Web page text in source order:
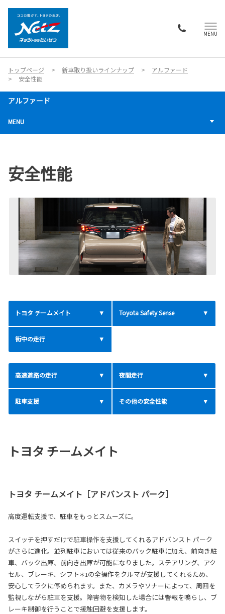
MENU
トップページ 新車取り扱いラインナップ
アルファード
安全性能
アルファード
MENU
安全性能
トヨタ チームメイト Toyota Safety Sense
街中の走行
高速道路の走行 夜間走行
駐車支援 その他の安全性能
トヨタ チームメイト
トヨタ チームメイト［アドバンスト パーク］
高度運転支援で、駐車をもっとスムーズに。
スイッチを押すだけで駐車操作を支援してくれるアドバンスト パーク
がさらに進化。並列駐車においては従来のバック駐車に加え、前向き駐
車、バック出庫、前向き出庫が可能になりました。ステアリング、アク
セル、ブレーキ、シフト ＊1の全操作をクルマが支援してくれるため、
安心してラクに停められます。また、カメラやソナーによって、周囲を
監視しながら駐車を支援。障害物を検知した場合には警報を鳴らし、ブ
レーキ制御を行うことで接触回避を支援します。